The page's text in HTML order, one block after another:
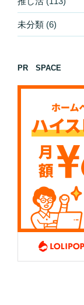
未分類 (6)
PR SPACE